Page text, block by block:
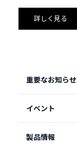
詳しく見る
重要なお知らせ
イベント
製品情報